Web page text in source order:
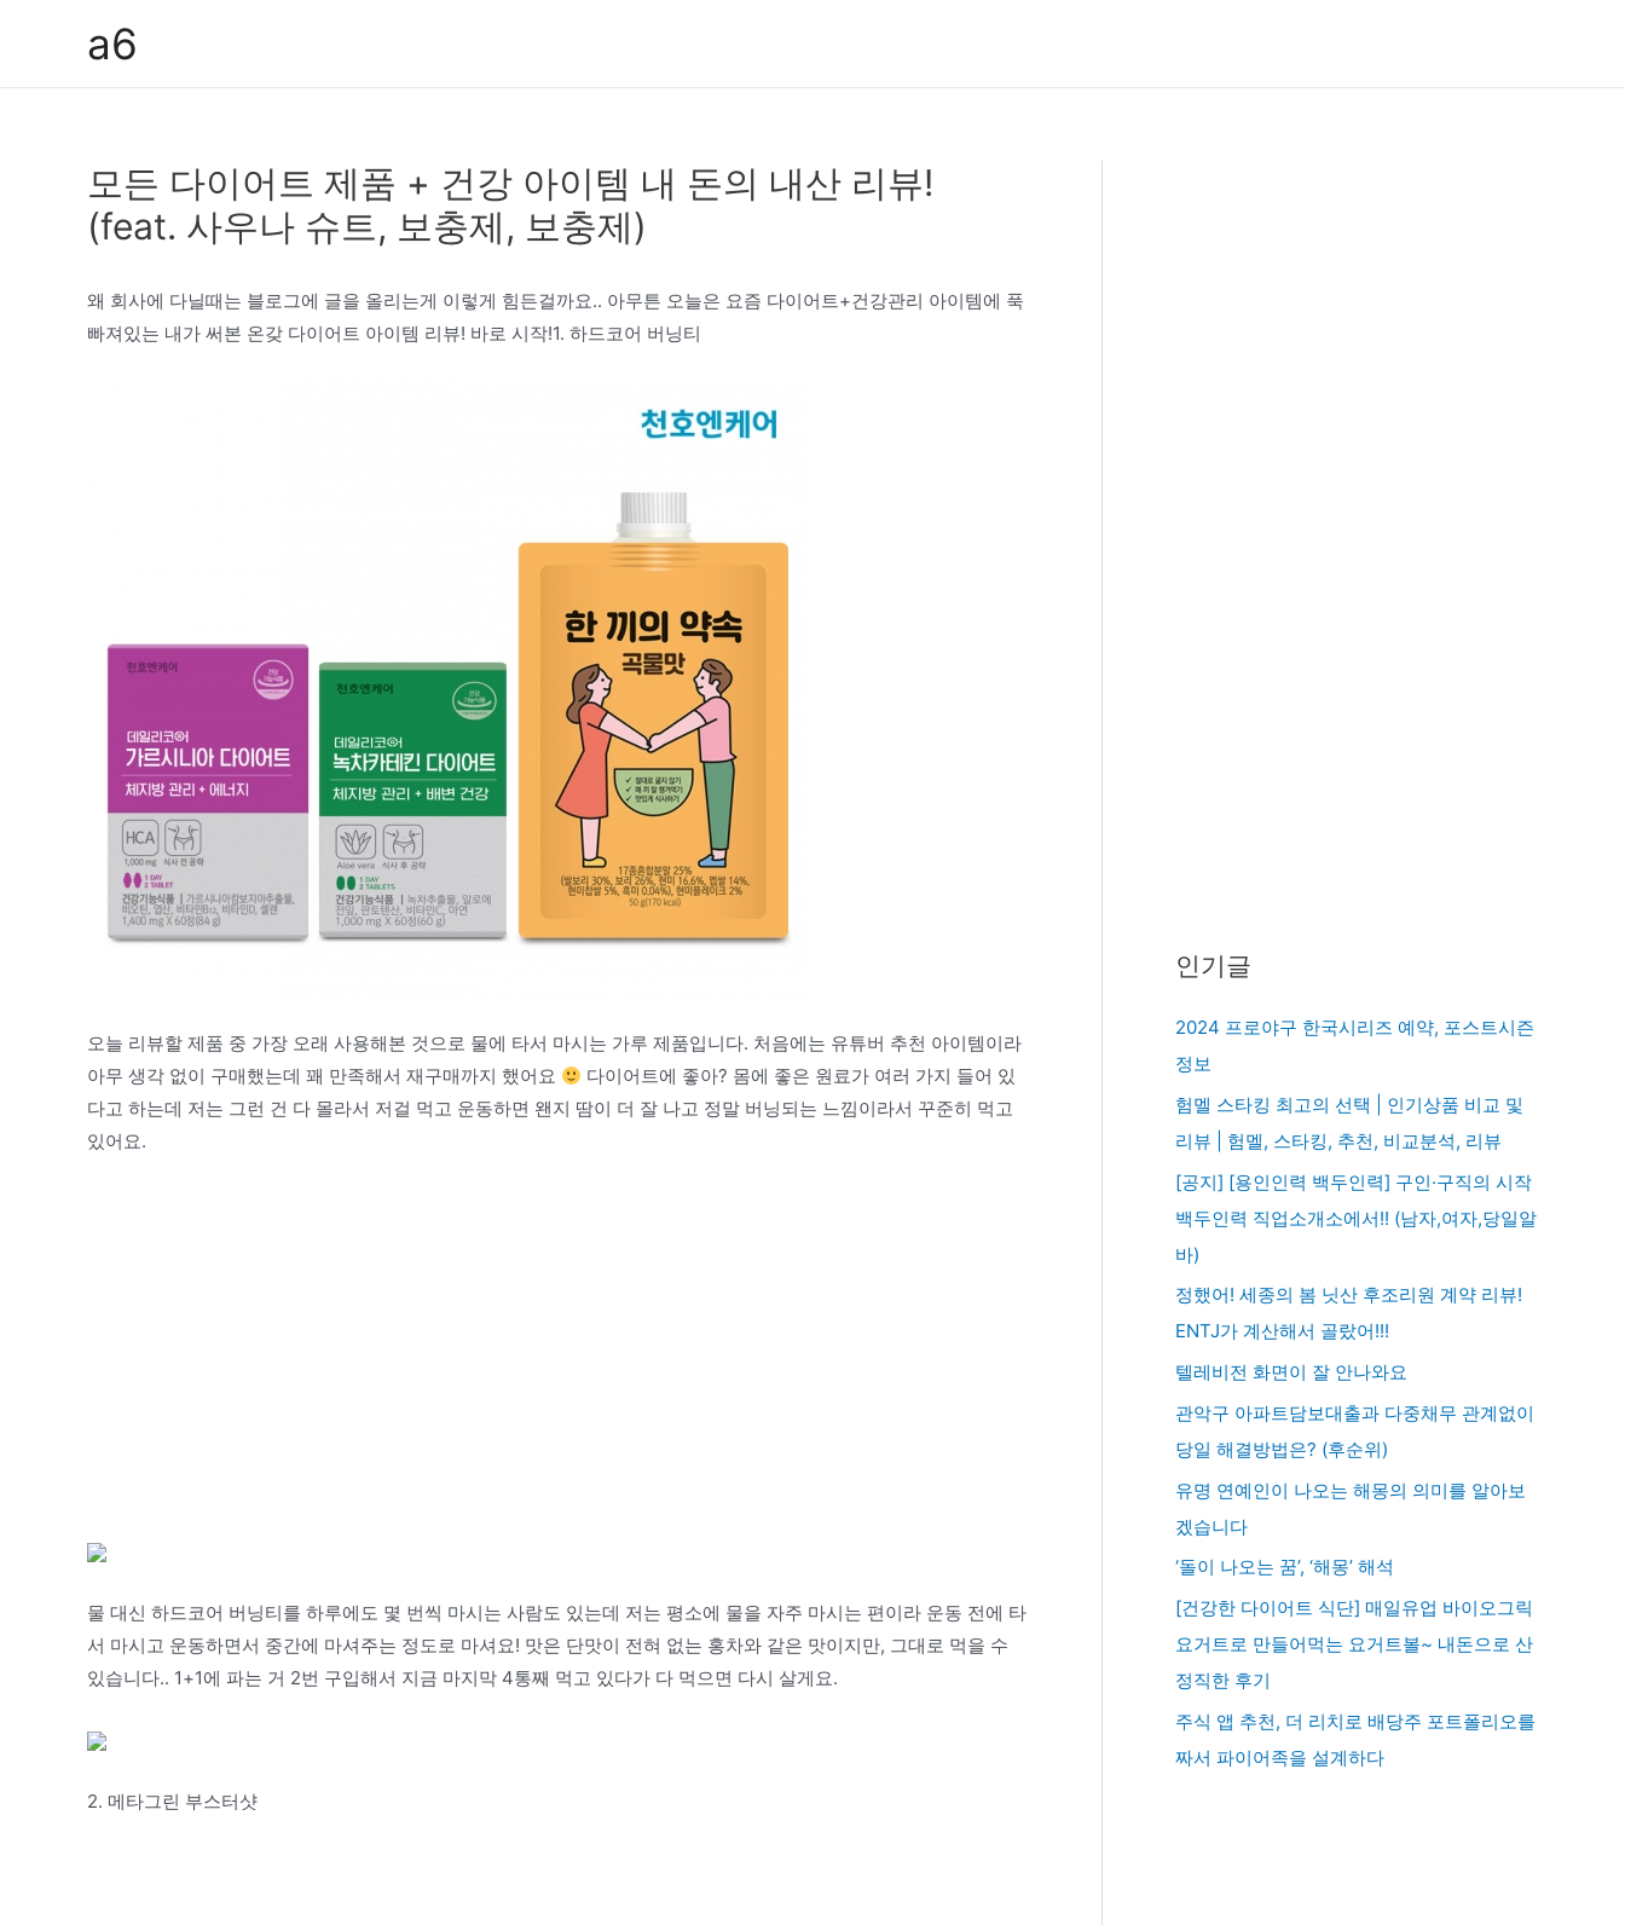
a6
모든 다이어트 제품 + 건강 아이템 내 돈의 내산 리뷰!
(feat. 사우나 슈트, 보충제, 보충제)
왜 회사에 다닐때는 블로그에 글을 올리는게 이렇게 힘든걸까요.. 아무튼 오늘은 요즘 다이어트+건강관리 아이템에 푹
빠져있는 내가 써본 온갖 다이어트 아이템 리뷰! 바로 시작!1. 하드코어 버닝티
오늘 리뷰할 제품 중 가장 오래 사용해본 것으로 물에 타서 마시는 가루 제품입니다. 처음에는 유튜버 추천 아이템이라
아무 생각 없이 구매했는데 꽤 만족해서 재구매까지 했어요
다이어트에 좋아? 몸에 좋은 원료가 여러 가지 들어 있
다고 하는데 저는 그런 건 다 몰라서 저걸 먹고 운동하면 왠지 땀이 더 잘 나고 정말 버닝되는 느낌이라서 꾸준히 먹고
있어요.
물 대신 하드코어 버닝티를 하루에도 몇 번씩 마시는 사람도 있는데 저는 평소에 물을 자주 마시는 편이라 운동 전에 타
서 마시고 운동하면서 중간에 마셔주는 정도로 마셔요! 맛은 단맛이 전혀 없는 홍차와 같은 맛이지만, 그대로 먹을 수
있습니다.. 1+1에 파는 거 2번 구입해서 지금 마지막 4통째 먹고 있다가 다 먹으면 다시 살게요.
2. 메타그린 부스터샷
인기글
2024 프로야구 한국시리즈 예약, 포스트시즌
정보
험멜 스타킹 최고의 선택 | 인기상품 비교 및
리뷰 | 험멜, 스타킹, 추천, 비교분석, 리뷰
[공지] [용인인력 백두인력] 구인·구직의 시작
백두인력 직업소개소에서!! (남자,여자,당일알
바)
정했어! 세종의 봄 닛산 후조리원 계약 리뷰!
ENTJ가 계산해서 골랐어!!!
텔레비전 화면이 잘 안나와요
관악구 아파트담보대출과 다중채무 관계없이
당일 해결방법은? (후순위)
유명 연예인이 나오는 해몽의 의미를 알아보
겠습니다
‘돌이 나오는 꿈’, ‘해몽’ 해석
[건강한 다이어트 식단] 매일유업 바이오그릭
요거트로 만들어먹는 요거트볼~ 내돈으로 산
정직한 후기
주식 앱 추천, 더 리치로 배당주 포트폴리오를
짜서 파이어족을 설계하다